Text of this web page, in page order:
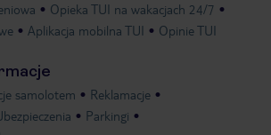
Opieka TUI na wakacjach 24/7
Aplikacja mobilna TUI Opinie TUI
samolotem
Reklamacje
Parkingi